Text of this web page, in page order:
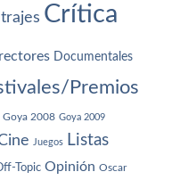
Crítica
Documentales
Premios
Goya 2008 Goya 2009
Juegos Listas
Topic Opinión Oscar